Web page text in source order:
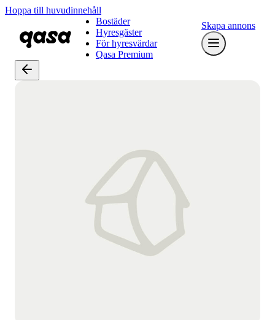
Hoppa till huvudinnehåll
Bostäder
Hyresgäster
För hyresvärdar
Qasa Premium
Skapa annons